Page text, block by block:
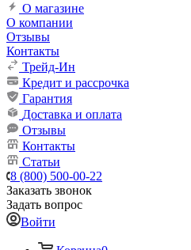
О магазине
О компании
Отзывы
Контакты
Трейд-Ин
Кредит и рассрочка
Гарантия
Доставка и оплата
Отзывы
Контакты
Статьи
8 (800) 500-00-22
Заказать звонок
Задать вопрос
Войти